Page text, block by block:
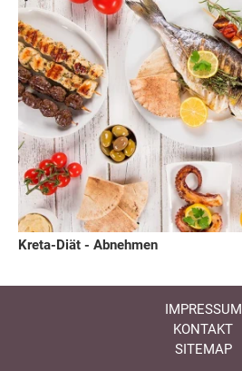
Kreta-Diät - Abnehmen
IMPRESSUM
KONTAKT
SITEMAP